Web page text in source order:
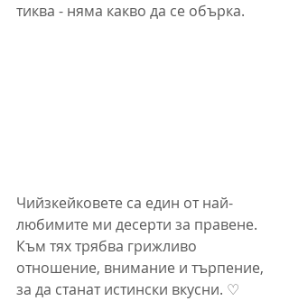
тиква - няма какво да се обърка.
Чийзкейковете са един от най-
любимите ми десерти за правене.
Към тях трябва грижливо
отношение, внимание и търпение,
за да станат истински вкусни. ♡